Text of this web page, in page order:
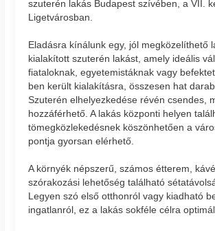
szuterén lakás Budapest szívében, a VII.
Ligetvárosban.
Eladásra kínálunk egy, jól megközelíthető
kialakított szuterén lakást, amely ideális
fiataloknak, egyetemistáknak vagy
ben került kialakításra, összesen hat
Szuterén elhelyezkedése révén csendes,
hozzáférhető. A lakás központi helyen
tömegközlekedésnek köszönhetően a
pontja gyorsan elérhető.
A környék népszerű, számos étterem,
szórakozási lehetőség található
Legyen szó első otthonról vagy kiadható
ingatlanról, ez a lakás sokféle célra